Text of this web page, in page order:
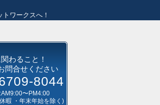
ワークスへ！
わること！
問合せください
8044
〜PM4:00
暇 ・年末年始を除く)